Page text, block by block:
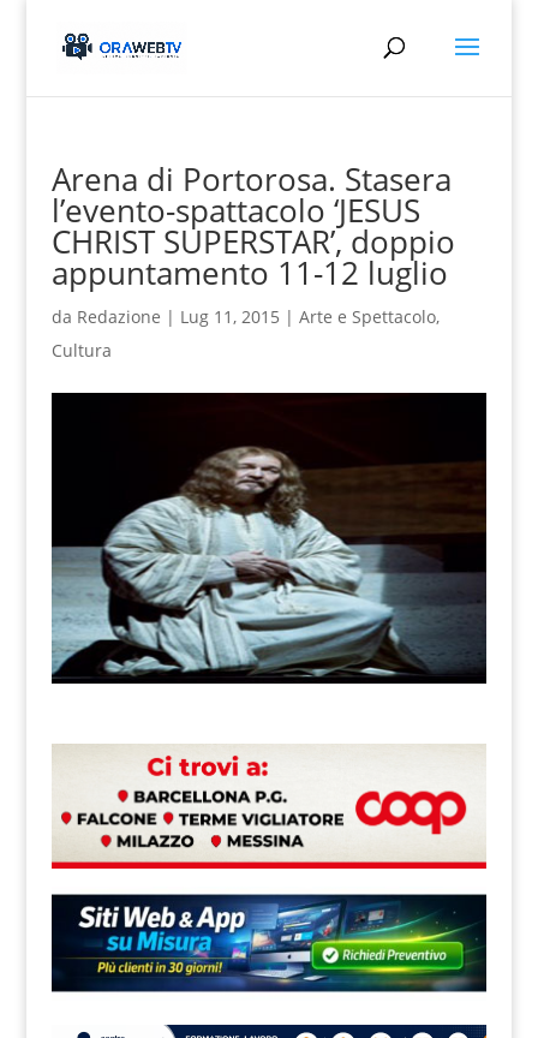
Arena di Portorosa. Stasera
l’evento-spattacolo ‘JESUS
CHRIST SUPERSTAR’, doppio
appuntamento 11-12 luglio
da Redazione | Lug 11, 2015 | Arte e Spettacolo,
Cultura